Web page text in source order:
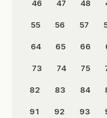
46 47 48
55 56 57
64 65 66
73 74 75
82 83 84
91 92 93